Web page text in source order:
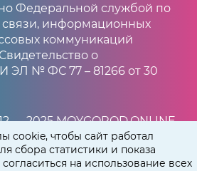
cookie, чтобы сайт работал
сбора статистики и показа
на использование всех
Федеральной службой по
связи, информационных
коммуникаций
о
ЭЛ № ФС 77 – 81266 от 30
— 2025 MOYGOROD.ONLINE